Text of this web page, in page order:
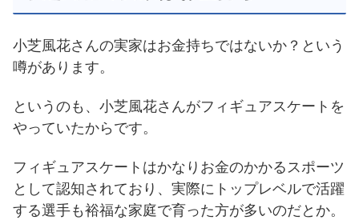
小芝風花さんの実家はお金持ちではないか？という
噂があります。
というのも、小芝風花さんがフィギュアスケートを
やっていたからです。
フィギュアスケートはかなりお金のかかるスポーツ
として認知されており、実際にトップレベルで活躍
する選手も裕福な家庭で育った方が多いのだとか。